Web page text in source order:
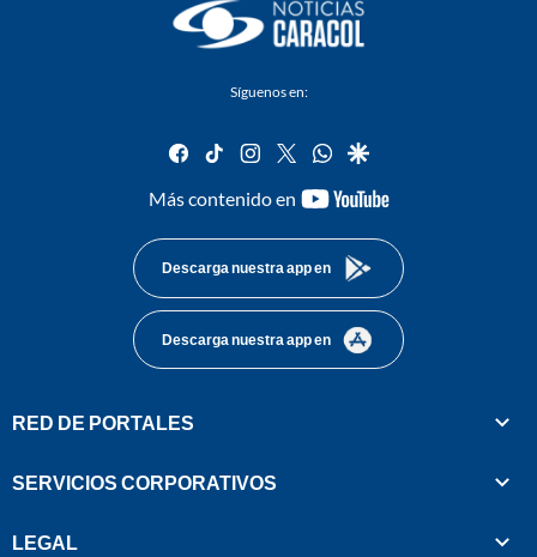
Síguenos en:
facebook
tiktok instagram
twitterwhatsapp
google
Más contenido en
youtube-
Descarga nuestra app en
Descarga nuestra app en
RED DE PORTALES
SERVICIOS CORPORATIVOS
LEGAL